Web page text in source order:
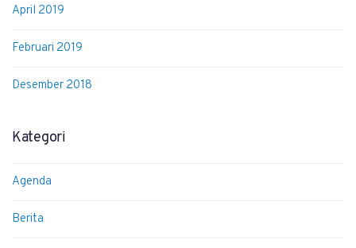
April 2019
Februari 2019
Desember 2018
Kategori
Agenda
Berita